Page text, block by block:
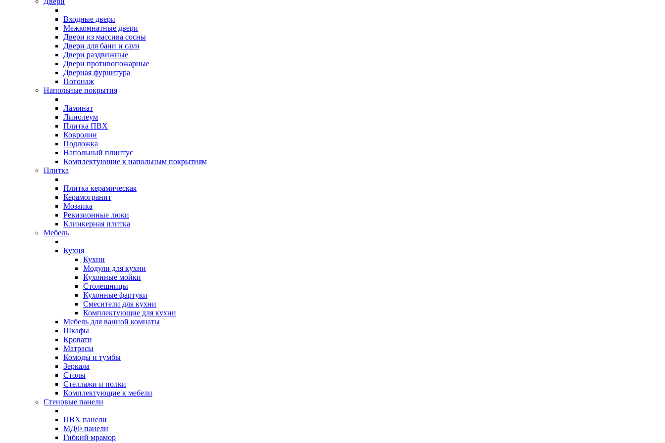
Входные двери
Межкомнатные двери
Двери из массива сосны
Двери для бани и саун
Двери раздвижные
Двери противопожарные
Дверная фурнитура
Погонаж
Напольные покрытия
Ламинат
Линолеум
Плитка ПВХ
Ковролин
Подложка
Напольный плинтус
Комплектующие к напольным покрытиям
Плитка
Плитка керамическая
Керамогранит
Мозаика
Ревизионные люки
Клинкерная плитка
Мебель
Кухня
Кухни
Модули для кухни
Кухонные мойки
Столешницы
Кухонные фартуки
Смесители для кухни
Комплектующие для кухни
Мебель для ванной комнаты
Шкафы
Кровати
Матрасы
Комоды и тумбы
Зеркала
Столы
Стеллажи и полки
Комплектующие к мебели
Стеновые панели
ПВХ панели
МДФ панели
Гибкий мрамор